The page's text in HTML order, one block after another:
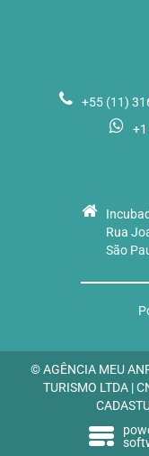
+55 (11)
Rua
São
© AGÊNCIA MEU
TURISMO LTDA |